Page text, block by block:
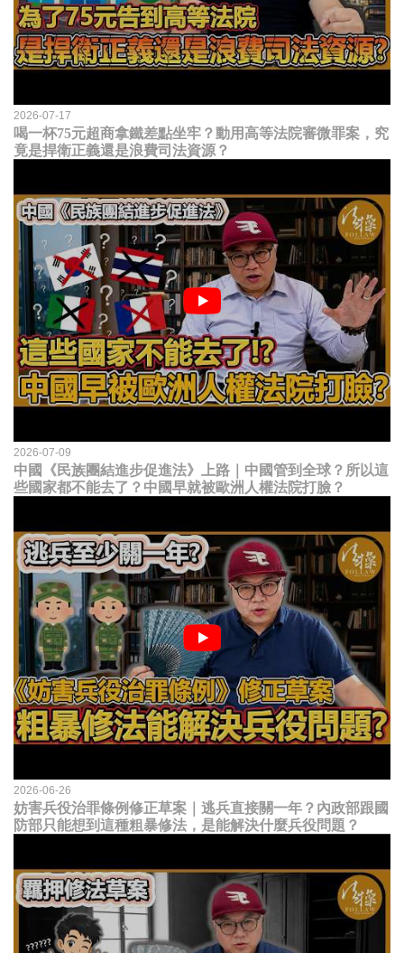
2026-07-17
喝一杯75元超商拿鐵差點坐牢？動用高等法院審微罪案，究
竟是捍衛正義還是浪費司法資源？
2026-07-09
中國《民族團結進步促進法》上路｜中國管到全球？所以這
些國家都不能去了？中國早就被歐洲人權法院打臉？
2026-06-26
妨害兵役治罪條例修正草案｜逃兵直接關一年？內政部跟國
防部只能想到這種粗暴修法，是能解決什麼兵役問題？